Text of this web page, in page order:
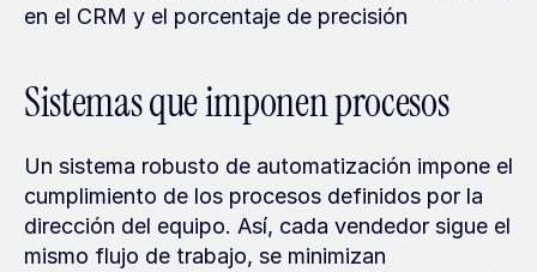
en el CRM y el porcentaje de precisión
Sistemas que imponen procesos
Un sistema robusto de automatización impone el
cumplimiento de los procesos definidos por la
dirección del equipo. Así, cada vendedor sigue el
mismo flujo de trabajo, se minimizan